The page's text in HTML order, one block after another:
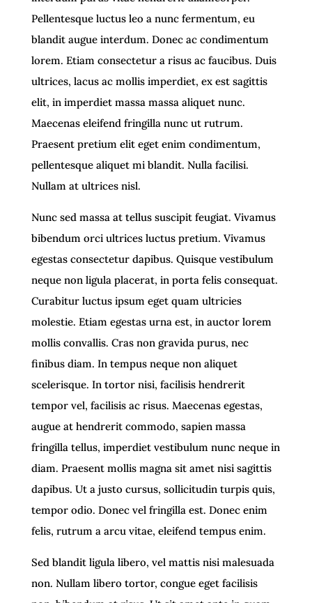
Pellentesque luctus leo a nunc fermentum, eu
blandit augue interdum. Donec ac condimentum
lorem. Etiam consectetur a risus ac faucibus. Duis
ultrices, lacus ac mollis imperdiet, ex est sagittis
elit, in imperdiet massa massa aliquet nunc.
Maecenas eleifend fringilla nunc ut rutrum.
Praesent pretium elit eget enim condimentum,
pellentesque aliquet mi blandit. Nulla facilisi.
Nullam at ultrices nisl.
Nunc sed massa at tellus suscipit feugiat. Vivamus
bibendum orci ultrices luctus pretium. Vivamus
egestas consectetur dapibus. Quisque vestibulum
neque non ligula placerat, in porta felis consequat.
Curabitur luctus ipsum eget quam ultricies
molestie. Etiam egestas urna est, in auctor lorem
mollis convallis. Cras non gravida purus, nec
finibus diam. In tempus neque non aliquet
scelerisque. In tortor nisi, facilisis hendrerit
tempor vel, facilisis ac risus. Maecenas egestas,
augue at hendrerit commodo, sapien massa
fringilla tellus, imperdiet vestibulum nunc neque in
diam. Praesent mollis magna sit amet nisi sagittis
dapibus. Ut a justo cursus, sollicitudin turpis quis,
tempor odio. Donec vel fringilla est. Donec enim
felis, rutrum a arcu vitae, eleifend tempus enim.
Sed blandit ligula libero, vel mattis nisi malesuada
non. Nullam libero tortor, congue eget facilisis